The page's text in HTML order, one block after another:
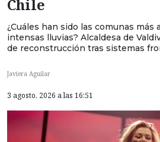
Chile
¿Cuáles han sido las comunas más
intensas lluvias? Alcaldesa de
de reconstrucción tras sistemas
Javiera Aguilar
3 agosto, 2026 a las 16:51